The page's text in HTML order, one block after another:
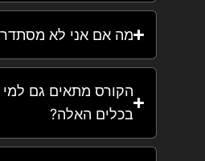
מה אם אני לא מסתדר
הקורס מתאים גם
בכלים האלה?